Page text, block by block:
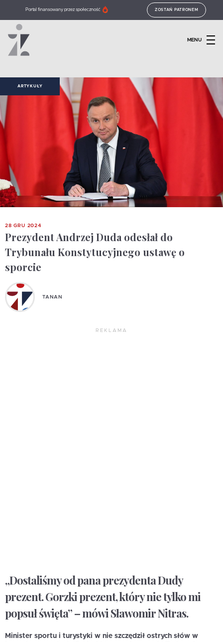
Portal finansowany przez społeczność ZOSTAŃ PATRONEM
MENU
ARTYKUŁY
28 GRU 2024
Prezydent Andrzej Duda odesłał do
Trybunału Konstytucyjnego ustawę o
sporcie
TANAN
REKLAMA
„Dostaliśmy od pana prezydenta Dudy
prezent. Gorzki prezent, który nie tylko mi
popsuł święta” – mówi Sławomir Nitras.
Minister sportu i turystyki w nie szczędził ostrych słów w